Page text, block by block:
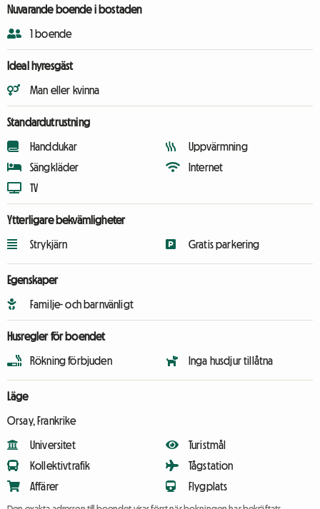
Nuvarande boende i bostaden
1 boende
Ideal hyresgäst
Man eller kvinna
Standardutrustning
Handdukar
Sängkläder
TV
Uppvärmning
Internet
Ytterligare bekvämligheter
Strykjärn Gratis parkering
Egenskaper
Familje- och barnvänligt
Husregler för boendet
Rökning förbjuden Inga husdjur tillåtna
Läge
Orsay, Frankrike
Universitet
Kollektivtrafik
Affärer
Turistmål
Tågstation
Flygplats